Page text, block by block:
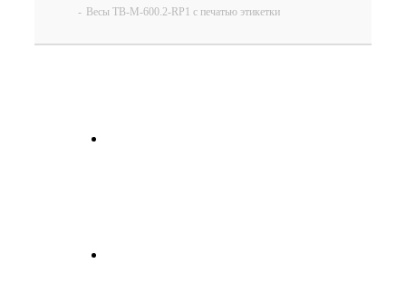
- Весы TB-M-600.2-RP1 с печатью этикетки